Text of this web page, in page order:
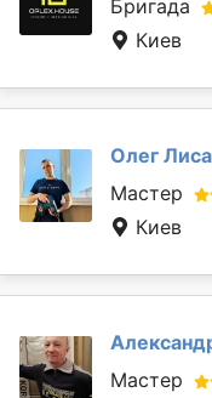
Бригада
Киев
Олег
Мастер
Киев
Мастер